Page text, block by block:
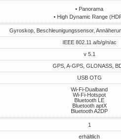
• Panorama
• High Dynamic Range
Gyroskop, Beschleunigungssensor,
IEEE 802.11 a/b/g/n/ac
v 5.1
GPS, A-GPS, GLONASS,
USB OTG
Wi-Fi-Dualband
Wi-Fi-Hotspot
Bluetooth LE
Bluetooth aptX
Bluetooth A2DP
1
erhältlich